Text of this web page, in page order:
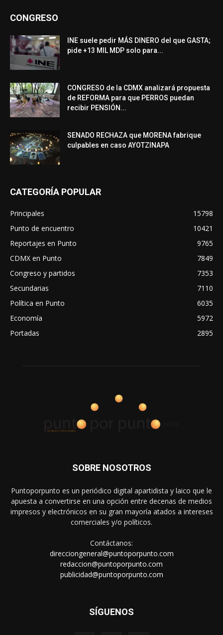
CONGRESO
INE suele pedir MÁS DINERO del que GASTA;
pide +13 MIL MDP solo para...
CONGRESO de la CDMX analizará propuesta
de REFORMA para que PERROS puedan
recibir PENSIÓN...
SENADO RECHAZA que MORENA fabrique
culpables en caso AYOTZINAPA
CATEGORÍA POPULAR
Principales
15798
Punto de encuentro
10421
Reportajes en Punto
9765
CDMX en Punto
7849
Congreso y partidos
7353
Secundarias
7110
Política en Punto
6035
Economía
5972
Portadas
2895
SOBRE NOSOTROS
Puntoporpunto es un periódico digital apartidista y laico que le
apuesta a convertirse en una opción entre decenas de medios
impresos y electrónicos en su gran mayoría atados a intereses
comerciales y/o políticos.
Contáctanos:
direcciongeneral@puntoporpunto.com
redaccion@puntoporpunto.com
publicidad@puntoporpunto.com
SÍGUENOS